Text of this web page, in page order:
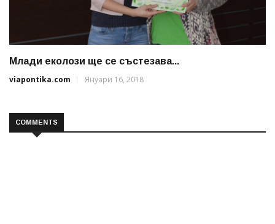
Млади еколози ще се състезава...
viapontika.com
Януари 16, 2018
COMMENTS